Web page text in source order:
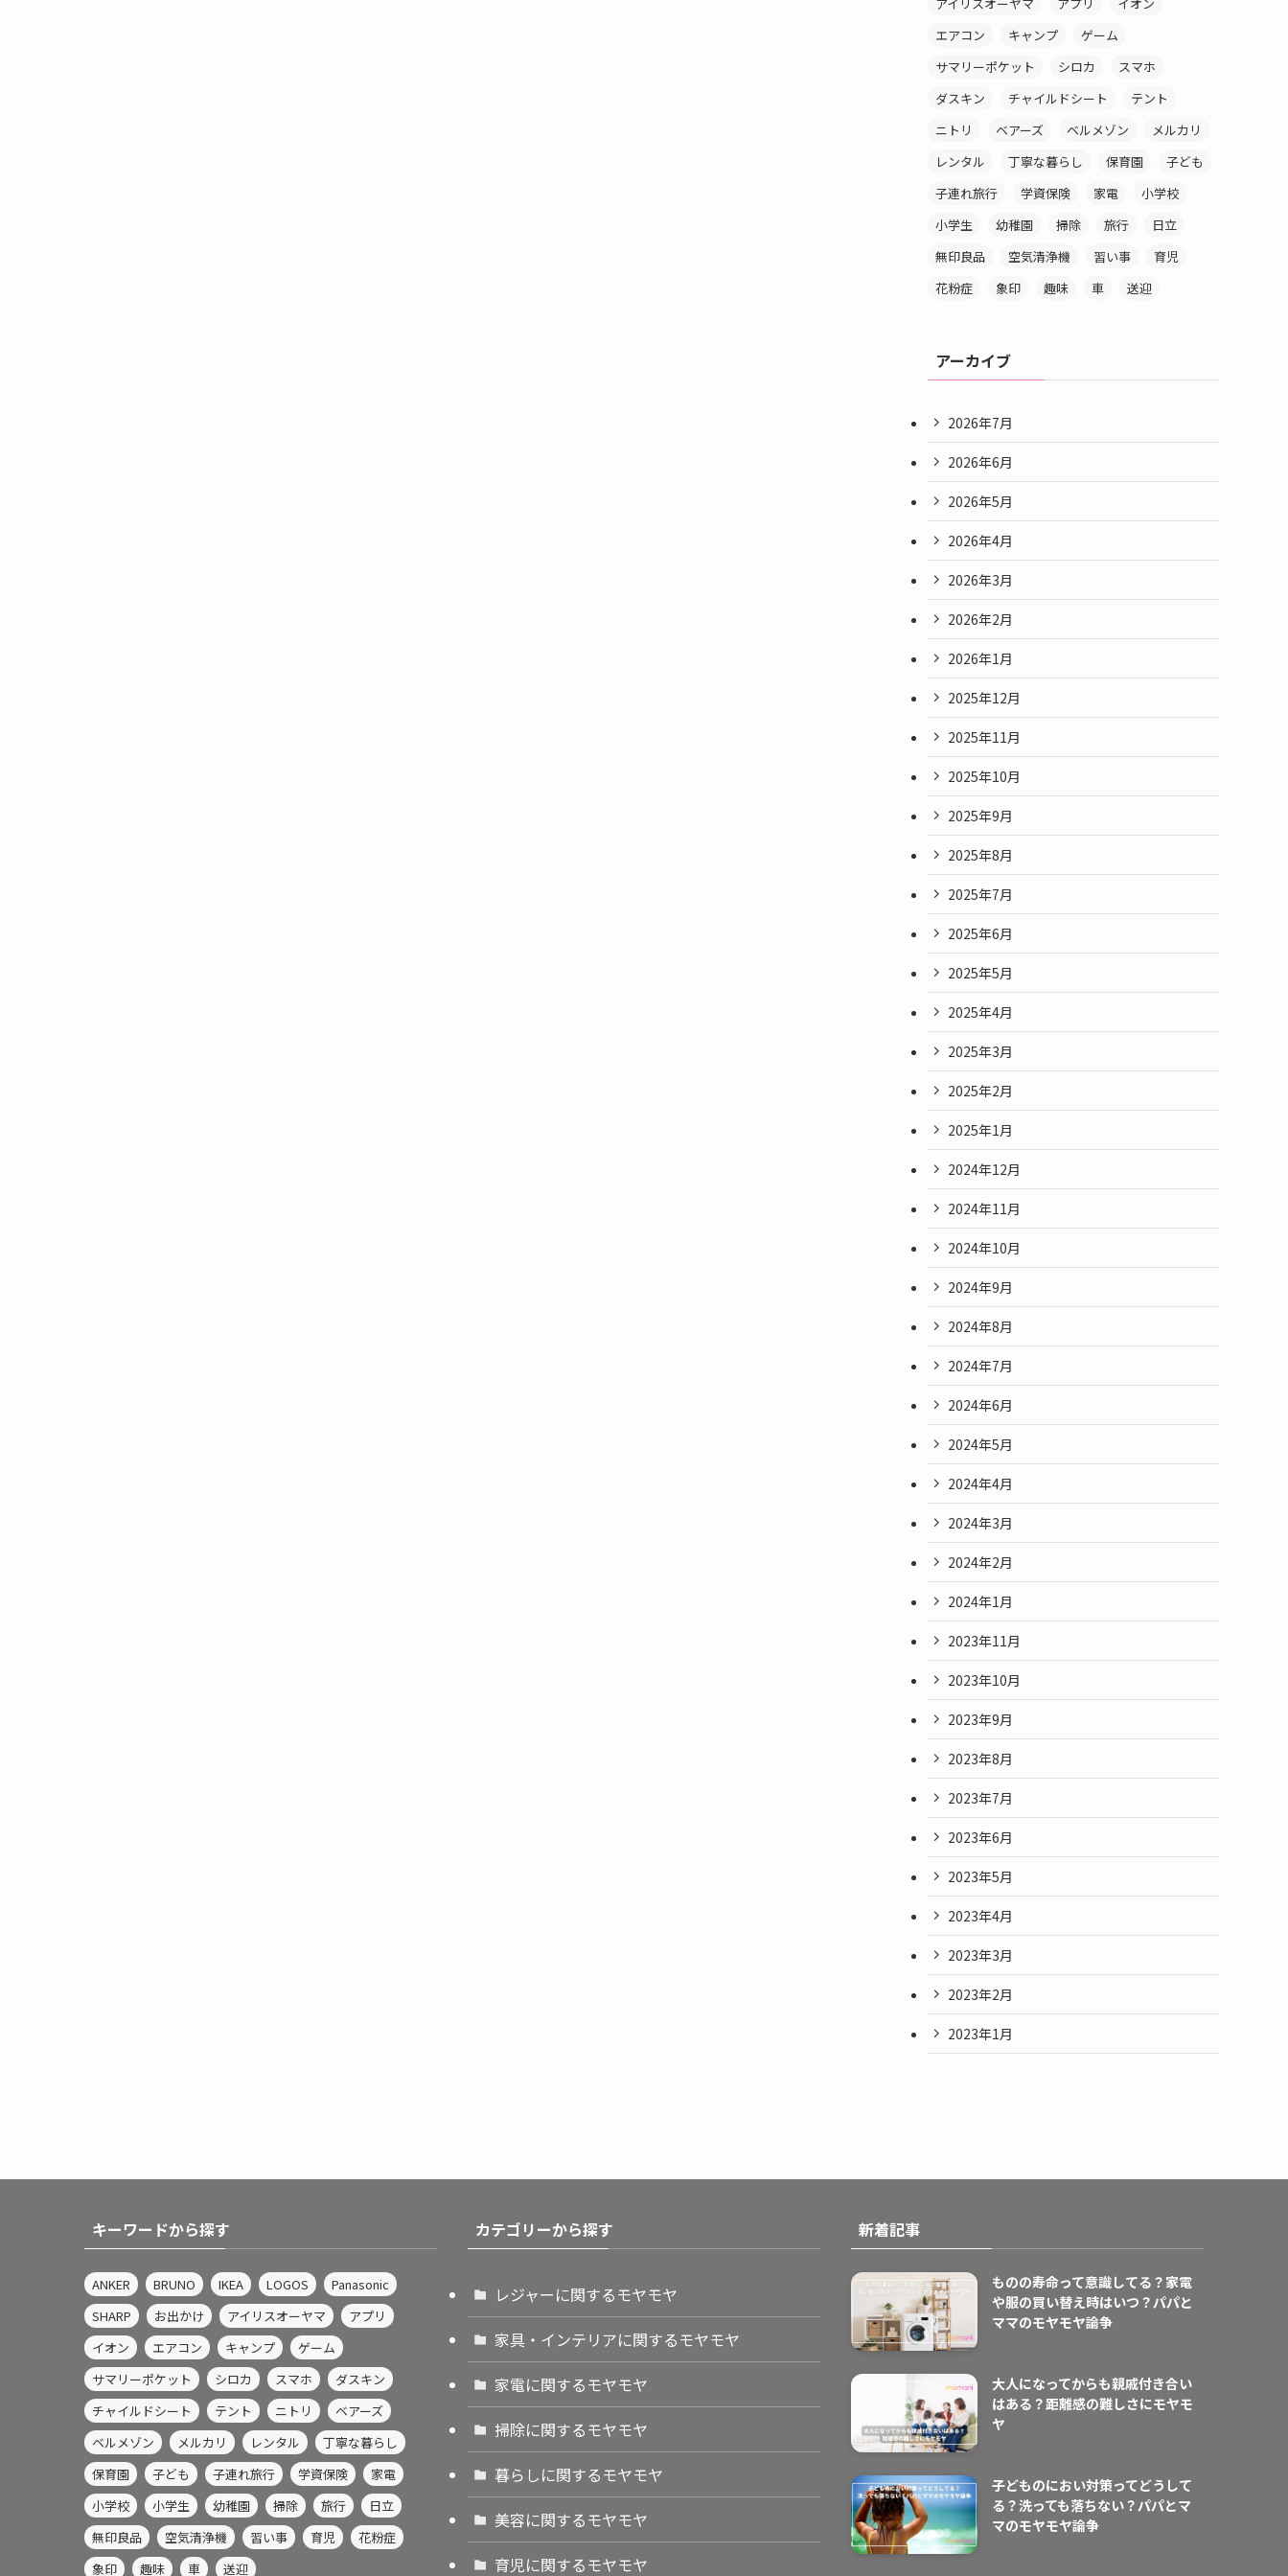
エアコン
キャンプ
ゲーム
サマリーポケット
シロカ
スマホ
ダスキン
チャイルドシート
テント
ニトリ
ベアーズ ベルメゾン
メルカリ
レンタル
丁寧な暮らし 保育園
子ども
子連れ旅行
学資保険 家電
小学校
小学生
幼稚園 掃除 旅行
日立
無印良品
空気清浄機 習い事
育児
花粉症
象印 趣味 車 送迎
アーカイブ
2026年7月
2026年6月
2026年5月
2026年4月
2026年3月
2026年2月
2026年1月
2025年12月
2025年11月
2025年10月
2025年9月
2025年8月
2025年7月
2025年6月
2025年5月
2025年4月
2025年3月
2025年2月
2025年1月
2024年12月
2024年11月
2024年10月
2024年9月
2024年8月
2024年7月
2024年6月
2024年5月
2024年4月
2024年3月
2024年2月
2024年1月
2023年11月
2023年10月
2023年9月
2023年8月
2023年7月
2023年6月
2023年5月
2023年4月
2023年3月
2023年2月
2023年1月
キーワードから探す
ANKER BRUNO IKEA LOGOS
Panasonic
SHARP
お出かけ アイリスオーヤマ
アプリ
イオン
エアコン キャンプ
ゲーム
サマリーポケット
シロカ スマホ
ダスキン
チャイルドシート
テント ニトリ
ベアーズ
ベルメゾン
メルカリ レンタル
丁寧な暮らし
保育園
子ども 子連れ旅行 学資保険
家電
小学校
小学生 幼稚園 掃除 旅行
日立
無印良品
空気清浄機 習い事 育児
花粉症
象印
趣味 車 送迎
カテゴリーから探す
レジャーに関するモヤモヤ
家具・インテリアに関するモヤモヤ
家電に関するモヤモヤ
掃除に関するモヤモヤ
暮らしに関するモヤモヤ
美容に関するモヤモヤ
育児に関するモヤモヤ
新着記事
ものの寿命って意識してる？家電
や服の買い替え時はいつ？パパと
ママのモヤモヤ論争
大人になってからも親戚付き合い
はある？距離感の難しさにモヤモ
ヤ
子どものにおい対策ってどうして
る？洗っても落ちない？パパとマ
マのモヤモヤ論争